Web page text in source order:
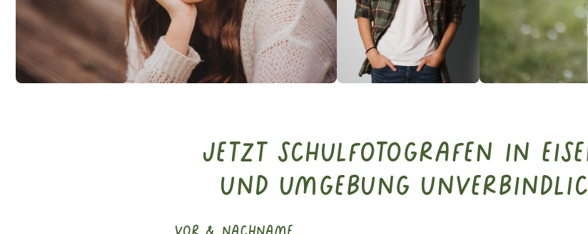
Jetzt Schulfotografen in
und Umgebung
vor & nachname